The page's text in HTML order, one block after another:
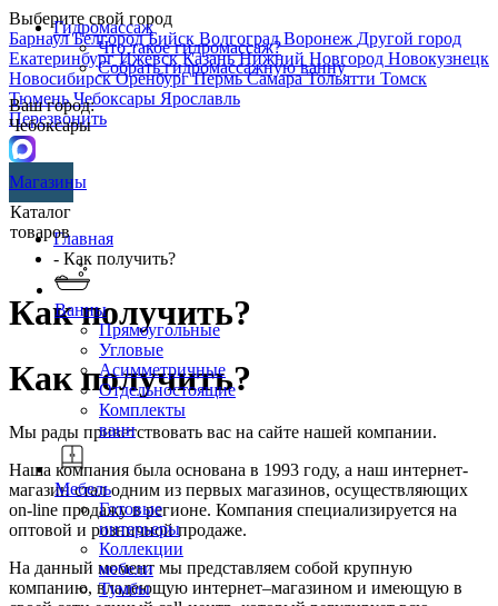
Выберите свой город
БарнаулБелгородБийск ВолгоградВоронеж Другой город
ЕкатеринбургИжевскКазаньНижний Новгород Новокузнецк
НовосибирскОренбургПермьСамараТольятти Томск
ТюменьЧебоксары Ярославль
Перезвонить
Гидромассаж
Что такое гидромассаж?
Собрать гидромассажную ванну
Ваш город:
Чебоксары
Магазины
Каталог
товаров
Ванны
Прямоугольные
Угловые
Асимметричные
Отдельностоящие
Комплекты
ванн
Мебель
Готовые
интерьеры
Коллекции
мебели
Тумбы
Главная
- Как получить?
Как получить?
Как получить?
Мы рады приветствовать вас на сайте нашей компании.
Наша компания была основана в 1993 году, а наш интернет-
магазин стал одним из первых магазинов, осуществляющих
on-line продажу в регионе. Компания специализируется на
оптовой и розничной продаже.
На данный момент мы представляем собой крупную
компанию, владеющую интернет–магазином и имеющую в